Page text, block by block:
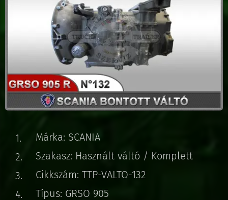
Márka: SCANIA
Szakasz: Használt váltó / Komplett
Cikkszám: TTP-VALTO-132
Típus: GRSO 905